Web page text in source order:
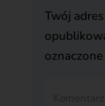
Twój
oznaczone